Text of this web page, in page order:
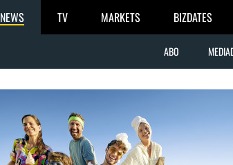
NEWS TV MARKETS BIZDATES
ABO